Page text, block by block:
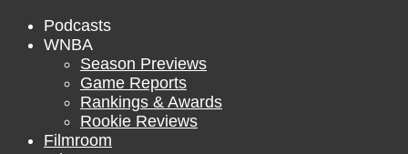
Podcasts
WNBA
Season Previews
Game Reports
Rankings & Awards
Rookie Reviews
Filmroom